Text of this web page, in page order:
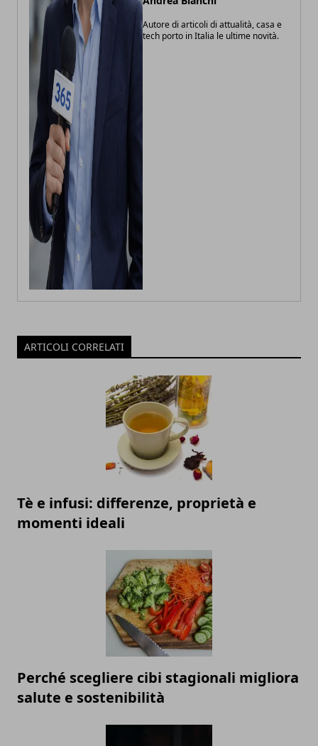
Autore di articoli di attualità, casa e
tech porto in Italia le ultime novità.
ARTICOLI CORRELATI
Tè e infusi: differenze, proprietà e
momenti ideali
Perché scegliere cibi stagionali migliora
salute e sostenibilità